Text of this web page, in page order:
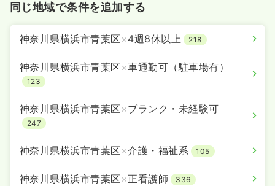
同じ地域で条件を追加する
神奈川県横浜市青葉区 ×4週8休以上 218
神奈川県横浜市青葉区 ×車通勤可（駐車場有）
123
神奈川県横浜市青葉区 ×ブランク・未経験可
247
神奈川県横浜市青葉区 ×介護・福祉系 105
神奈川県横浜市青葉区 ×正看護師 336